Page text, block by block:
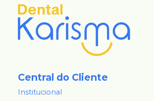
Central do Cliente
Institucional